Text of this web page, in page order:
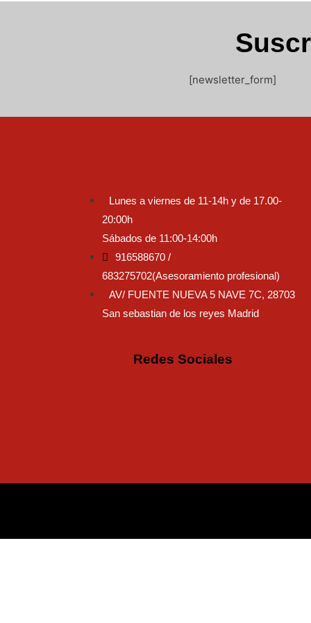
[newsletter_form]
Lunes a viernes de 11-14h y de 17.00-
20:00h
Sábados de 11:00-14:00h
916588670 /
683275702(Asesoramiento profesional)
AV/ FUENTE NUEVA 5 NAVE 7C, 28703
San sebastian de los reyes Madrid
Redes Sociales